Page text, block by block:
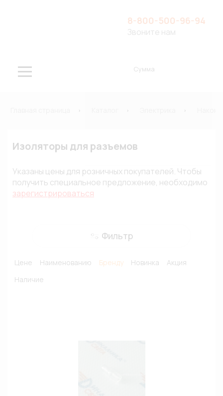
8-800-500-96-94
Звоните нам
Сумма
Изоляторы для разъемов
Указаны цены для розничных покупателей. Чтобы
получить специальное предложение, необходимо
зарегистрироваться
Фильтр
Цене Наименованию Бренду Новинка
Акция
Наличие